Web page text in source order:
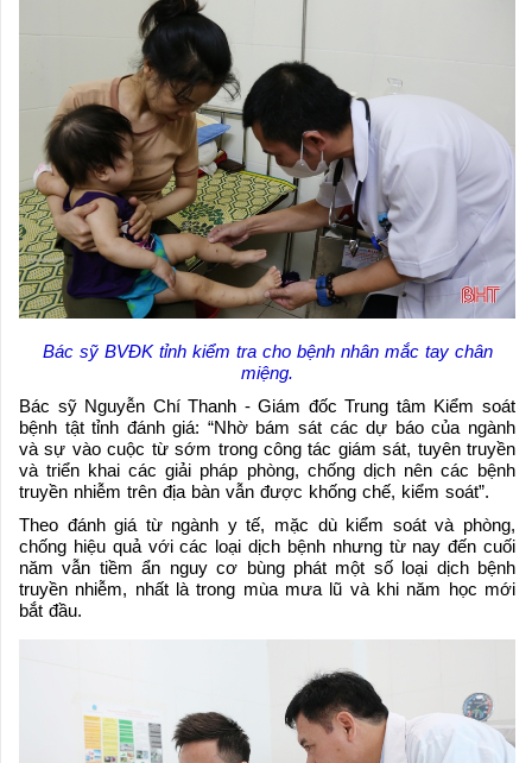
Bác sỹ BVĐK tỉnh kiểm tra cho bệnh nhân mắc tay chân
miệng.
Bác sỹ Nguyễn Chí Thanh - Giám đốc Trung tâm Kiểm soát
bệnh tật tỉnh đánh giá: “Nhờ bám sát các dự báo của ngành
và sự vào cuộc từ sớm trong công tác giám sát, tuyên truyền
và triển khai các giải pháp phòng, chống dịch nên các bệnh
truyền nhiễm trên địa bàn vẫn được khống chế, kiểm soát”.
Theo đánh giá từ ngành y tế, mặc dù kiểm soát và phòng,
chống hiệu quả với các loại dịch bệnh nhưng từ nay đến cuối
năm vẫn tiềm ẩn nguy cơ bùng phát một số loại dịch bệnh
truyền nhiễm, nhất là trong mùa mưa lũ và khi năm học mới
bắt đầu.